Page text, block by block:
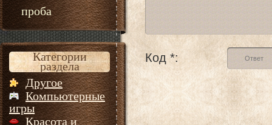
проба
Категории
раздела
Другое
Компьютерные
игры
Красота и
Код *: